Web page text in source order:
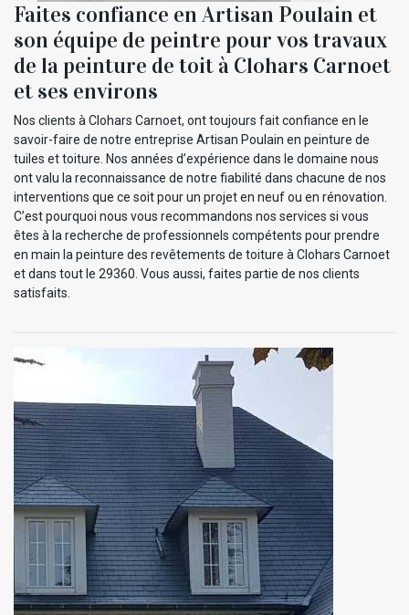
Faites confiance en Artisan Poulain et
son équipe de peintre pour vos travaux
de la peinture de toit à Clohars Carnoet
et ses environs
Nos clients à Clohars Carnoet, ont toujours fait confiance en le
savoir-faire de notre entreprise Artisan Poulain en peinture de
tuiles et toiture. Nos années d’expérience dans le domaine nous
ont valu la reconnaissance de notre fiabilité dans chacune de nos
interventions que ce soit pour un projet en neuf ou en rénovation.
C’est pourquoi nous vous recommandons nos services si vous
êtes à la recherche de professionnels compétents pour prendre
en main la peinture des revêtements de toiture à Clohars Carnoet
et dans tout le 29360. Vous aussi, faites partie de nos clients
satisfaits.